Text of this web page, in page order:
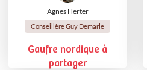
Agnes Herter
Conseillère Guy Demarle
Gaufre nordique à
partager